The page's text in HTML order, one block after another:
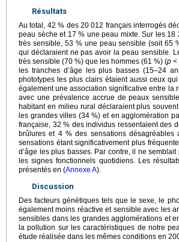
Résultats
Au total, 42 % des 20 012 français interrogés
peau sèche et 17 % une peau mixte. Sur les
très sensible, 53 % une peau sensible (soit 65
qui déclaraient ne pas avoir la peau sensible.
très sensible (70 %) que les hommes (61 %) (p <
les tranches d’âge les plus basses (15–24
phototypes les plus clairs étaient aussi ceux
également une association significative entre
avec une prévalence accrue de peaux
habitant en milieu rural déclaraient plus
les grandes villes (34 %) et en agglomération
française, 32 % des individus ressentaient des
brûlures et 4 % des sensations
sensations étant significativement plus
d’âge les plus basses. Par contre, il ne
les signes fonctionnels quotidiens. Les
présentés en (Annexe A).
Discussion
Des facteurs génétiques tels que le sexe, le
également moins réactive et sensible avec les
sensibles dans les grandes agglomérations et
la pollution sur les caractéristiques de notre
étude réalisée dans les mêmes conditions en